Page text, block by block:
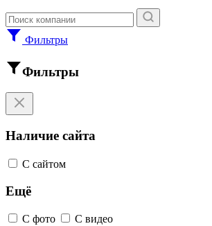
Фильтры
Фильтры
Наличие сайта
С сайтом
Ещё
С фото С видео